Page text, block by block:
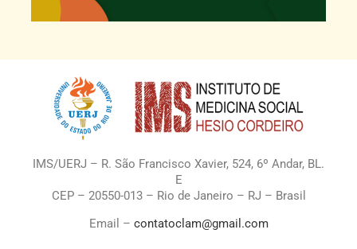
IMS/UERJ – R. São Francisco Xavier, 524, 6º Andar, BL.
E
CEP – 20550-013 – Rio de Janeiro – RJ – Brasil
Email – contatoclam@gmail.com